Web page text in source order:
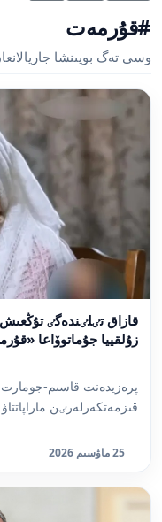
#قۇرمەت
وسى تەگ بويىنشا
زۇلقييا جۇماتوۆاعا
پرەزيدەنت قاسىم-جومارت
قىزمەتكەرلەرٸن
25 ماۋسىم 2026